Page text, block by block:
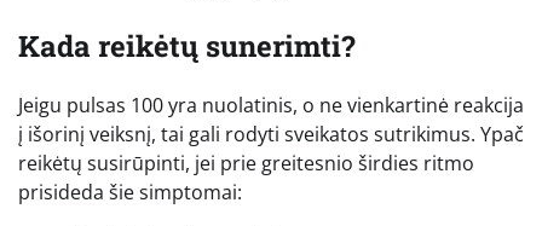
Kada reikėtų sunerimti?
Jeigu pulsas 100 yra nuolatinis, o ne vienkartinė reakcija
į išorinį veiksnį, tai gali rodyti sveikatos sutrikimus. Ypač
reikėtų susirūpinti, jei prie greitesnio širdies ritmo
prisideda šie simptomai: